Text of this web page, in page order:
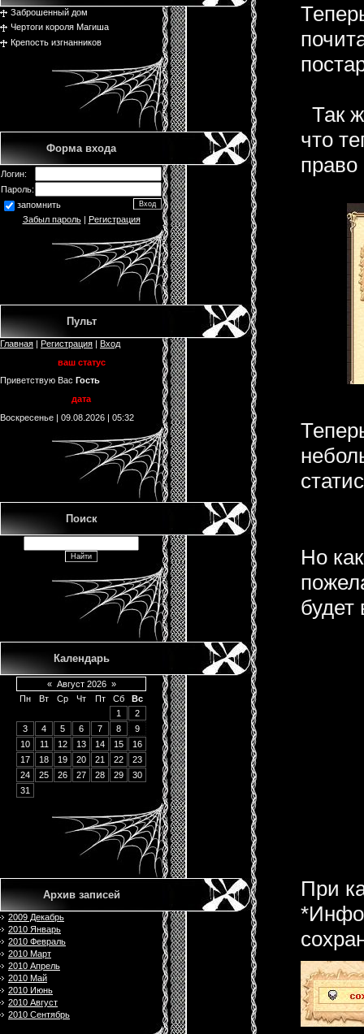
Заброшенный дом
Чертоги короля Магиша
Крепость изгнанников
Форма входа
Логин:
Пароль:
запомнить
Забыл пароль| Регистрация
Пульт
Главная | Регистрация | Вход
ваш статус
Приветствую Вас Гость
дата
Воскресенье | 09.08.2026 | 05:32
Поиск
Календарь
« Август 2026 »
Пн
Вт Ср Чт Пт Сб
Вс
1
2
3
4 5 6 7 8
9
10
11 12 13 14 15
16
17
18 19 20 21 22
23
24
25 26 27 28 29
30
31
Архив записей
2009 Декабрь
2010 Январь
2010 Февраль
2010 Март
2010 Апрель
2010 Май
2010 Июнь
2010 Август
2010 Сентябрь
Так
что
Но
будет
При